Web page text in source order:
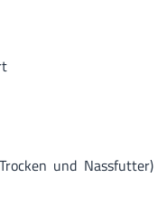
und Nassfutter)